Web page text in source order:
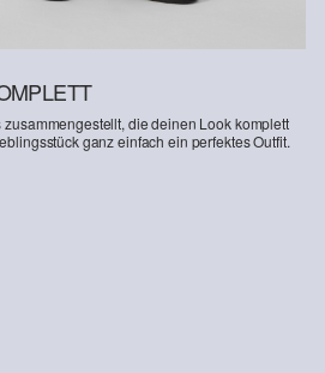
die deinen Look komplett
ganz einfach ein perfektes Outfit.